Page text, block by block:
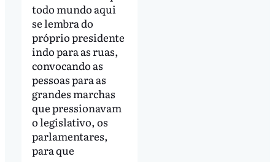
todo mundo aqui
se lembra do
próprio presidente
indo para as ruas,
convocando as
pessoas para as
grandes marchas
que pressionavam
o legislativo, os
parlamentares,
para que